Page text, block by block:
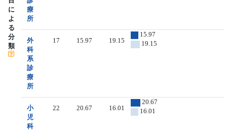
に
よ
る
分
類
療
所
外
科
系
診
療
所
17 15.97 19.15
15.97
19.15
小
児
科
22 20.67 16.01
20.67
16.01